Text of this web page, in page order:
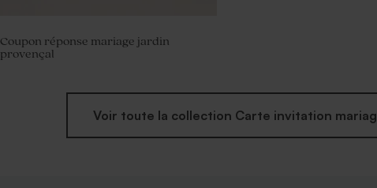
Coupon réponse mariage jardin
provençal
Voir toute la collection Carte invitation